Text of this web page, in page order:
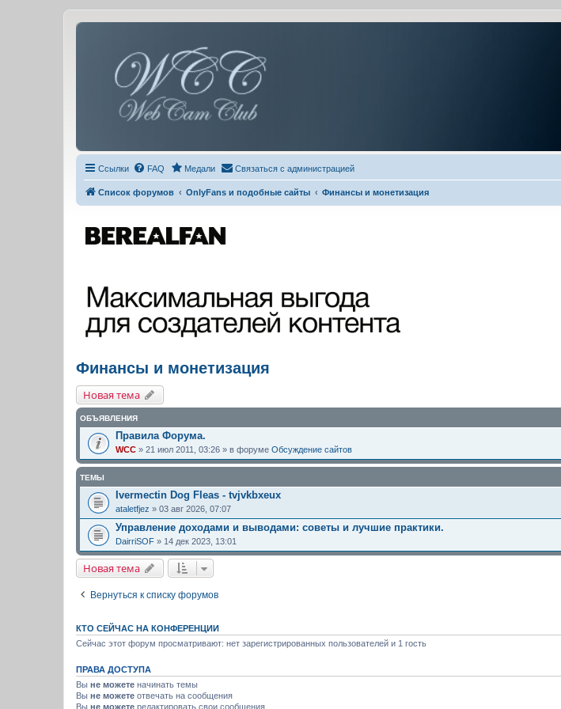
Ссылки FAQ Медали Связаться с администрацией
Список форумов OnlyFans и подобные сайты Финансы и монетизация
Финансы и монетизация
Новая тема
ОБЪЯВЛЕНИЯ
Правила Форума.
WCC » 21 июл 2011, 03:26 » в форуме Обсуждение сайтов
ТЕМЫ
Ivermectin Dog Fleas - tvjvkbxeux
ataletfjez » 03 авг 2026, 07:07
Управление доходами и выводами: советы и лучшие практики.
DairriSOF » 14 дек 2023, 13:01
Новая тема
Вернуться к списку форумов
КТО СЕЙЧАС НА КОНФЕРЕНЦИИ
Сейчас этот форум просматривают: нет зарегистрированных пользователей и 1 гость
ПРАВА ДОСТУПА
Вы не можете начинать темы
Вы не можете отвечать на сообщения
Вы не можете редактировать свои сообщения